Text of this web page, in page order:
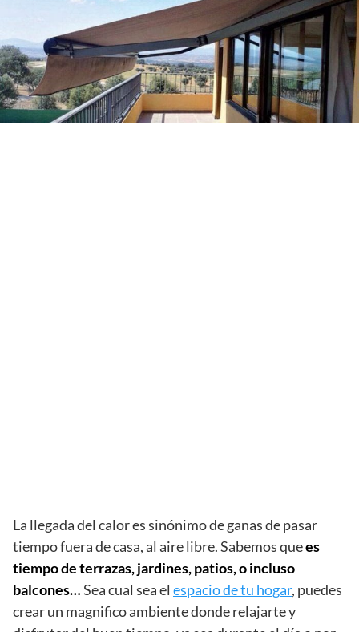
La llegada del calor es sinónimo de ganas de pasar
tiempo fuera de casa, al aire libre. Sabemos quees
tiempo de terrazas, jardines, patios, o incluso
balcones…Sea cual sea el espacio de tu hogar, puedes
crear un magnifico ambiente donde relajarte y